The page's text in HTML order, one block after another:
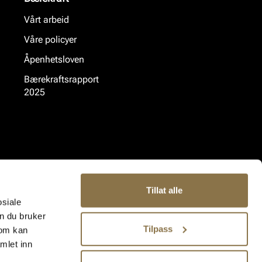
du bruker
kan
inn
Tillat alle
Tilpass
Vårt arbeid
Våre policyer
Åpenhetsloven
Bærekraftsrapport
2025